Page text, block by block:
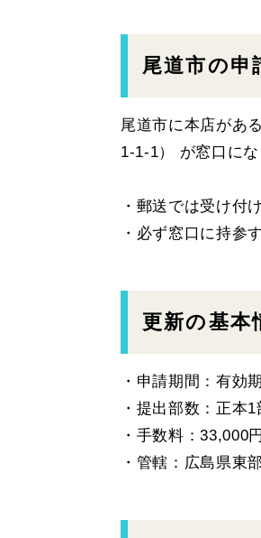
尾道市の申
尾道市に本店があ
1-1-1） が窓口にな
・郵送では受け付
・必ず窓口に持参
更新の基本
・申請期間：有効
・提出部数：正本
・手数料：33,000
・管轄：広島県東